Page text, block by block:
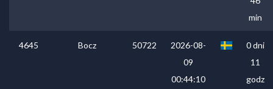
min
4645 Bocz 50722
2026-08-
09
00:44:10
0 dni
11
godz